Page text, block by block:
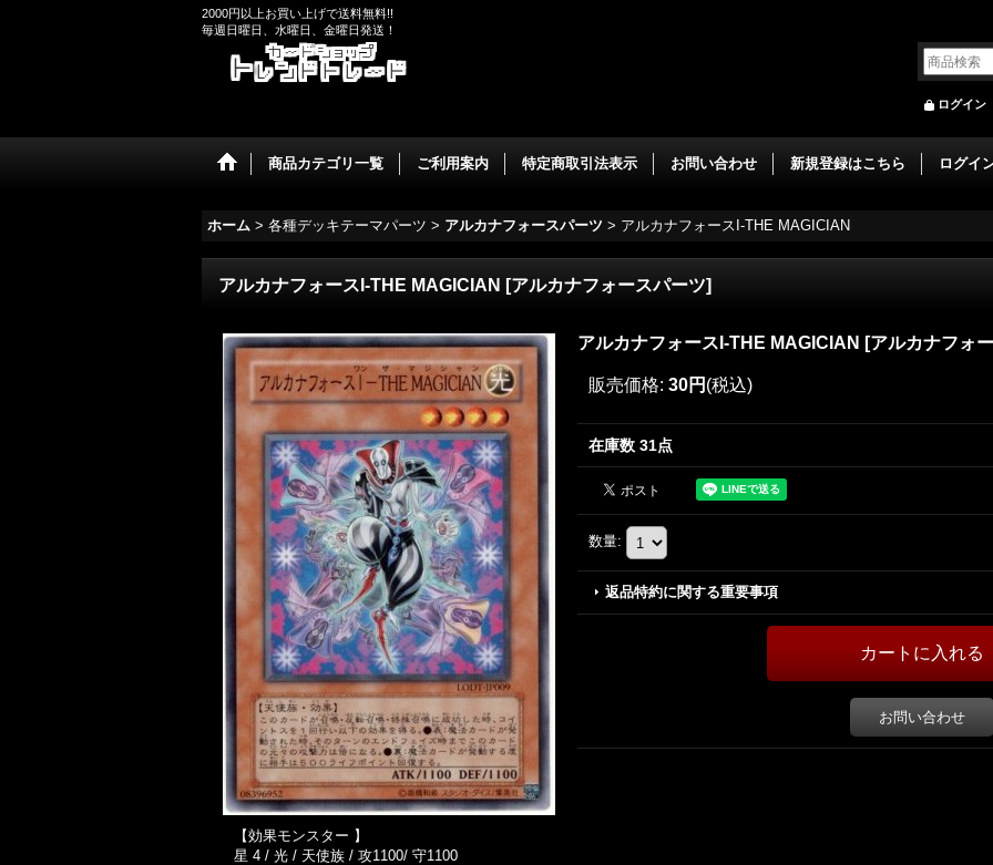
2000円以上お買い上げで送料無料!!
毎週日曜日、水曜日、金曜日発送！
ログイン
商品カテゴリ一覧 ご利用案内 特定商取引法表示 お問い合わせ 新規登録はこちら ログイ
ホーム > 各種デッキテーマパーツ > アルカナフォースパーツ > アルカナフォースI-THE MAGICIAN
アルカナフォースI-THE MAGICIAN [アルカナフォースパーツ]
アルカナフォースI-THE MAGICIAN [アルカナフォ
販売価格: 30円 (税込)
在庫数 31点
数量:
返品特約に関する重要事項
お問い合わせ
【効果モンスター 】
星 4 / 光 / 天使族 / 攻1100/ 守1100